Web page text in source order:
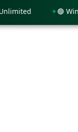
🟢 WinRAR